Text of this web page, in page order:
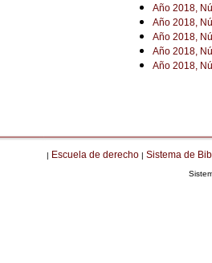
Año 2018,
Año 2018,
Año 2018,
Año 2018,
Año 2018,
| Escuela de derecho | Sistema de